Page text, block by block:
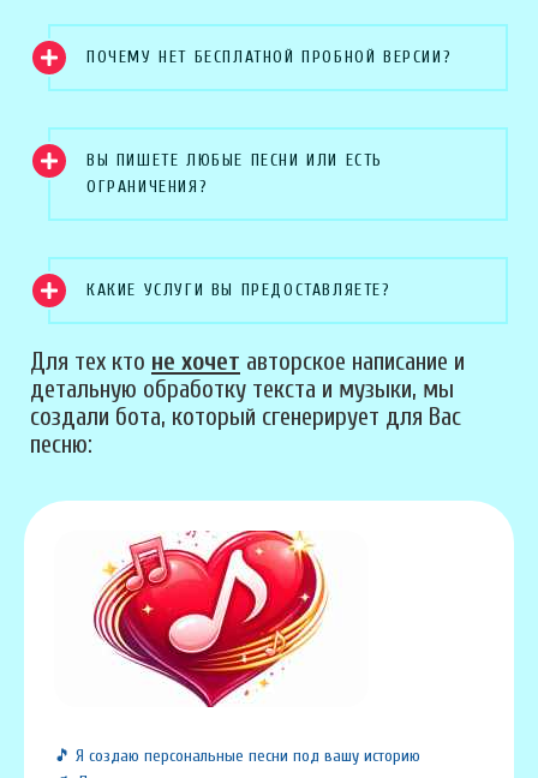
ПОЧЕМУ НЕТ БЕСПЛАТНОЙ ПРОБНОЙ ВЕРСИИ?
ВЫ ПИШЕТЕ ЛЮБЫЕ ПЕСНИ ИЛИ ЕСТЬ
ОГРАНИЧЕНИЯ?
КАКИЕ УСЛУГИ ВЫ ПРЕДОСТАВЛЯЕТЕ?
Для тех кто не хочет авторское написание и
детальную обработку текста и музыки, мы
создали бота, который сгенерирует для Вас
песню:
🎵 Я создаю персональные песни под вашу историю